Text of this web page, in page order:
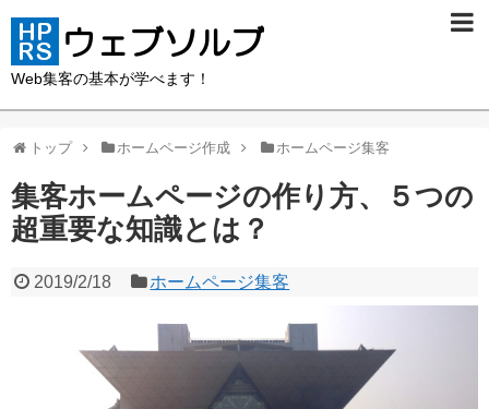
Web集客の基本が学べます！
トップ ホームページ作成 ホームページ集客
集客ホームページの作り方、５つの
超重要な知識とは？
2019/2/18 ホームページ集客